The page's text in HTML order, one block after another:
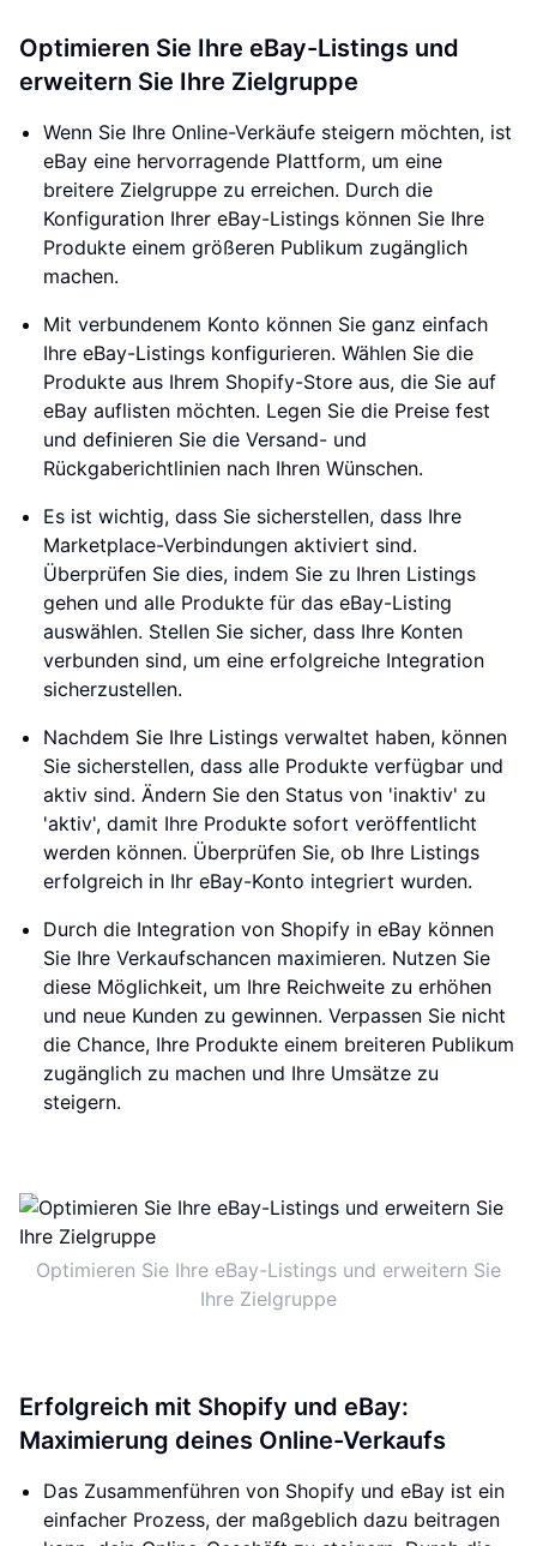
Optimieren Sie Ihre eBay-Listings und
erweitern Sie Ihre Zielgruppe
Wenn Sie Ihre Online-Verkäufe steigern möchten, ist
eBay eine hervorragende Plattform, um eine
breitere Zielgruppe zu erreichen. Durch die
Konfiguration Ihrer eBay-Listings können Sie Ihre
Produkte einem größeren Publikum zugänglich
machen.
Mit verbundenem Konto können Sie ganz einfach
Ihre eBay-Listings konfigurieren. Wählen Sie die
Produkte aus Ihrem Shopify-Store aus, die Sie auf
eBay auflisten möchten. Legen Sie die Preise fest
und definieren Sie die Versand- und
Rückgaberichtlinien nach Ihren Wünschen.
Es ist wichtig, dass Sie sicherstellen, dass Ihre
Marketplace-Verbindungen aktiviert sind.
Überprüfen Sie dies, indem Sie zu Ihren Listings
gehen und alle Produkte für das eBay-Listing
auswählen. Stellen Sie sicher, dass Ihre Konten
verbunden sind, um eine erfolgreiche Integration
sicherzustellen.
Nachdem Sie Ihre Listings verwaltet haben, können
Sie sicherstellen, dass alle Produkte verfügbar und
aktiv sind. Ändern Sie den Status von 'inaktiv' zu
'aktiv', damit Ihre Produkte sofort veröffentlicht
werden können. Überprüfen Sie, ob Ihre Listings
erfolgreich in Ihr eBay-Konto integriert wurden.
Durch die Integration von Shopify in eBay können
Sie Ihre Verkaufschancen maximieren. Nutzen Sie
diese Möglichkeit, um Ihre Reichweite zu erhöhen
und neue Kunden zu gewinnen. Verpassen Sie nicht
die Chance, Ihre Produkte einem breiteren Publikum
zugänglich zu machen und Ihre Umsätze zu
steigern.
Optimieren Sie Ihre eBay-Listings und erweitern Sie
Ihre Zielgruppe
Erfolgreich mit Shopify und eBay:
Maximierung deines Online-Verkaufs
Das Zusammenführen von Shopify und eBay ist ein
einfacher Prozess, der maßgeblich dazu beitragen